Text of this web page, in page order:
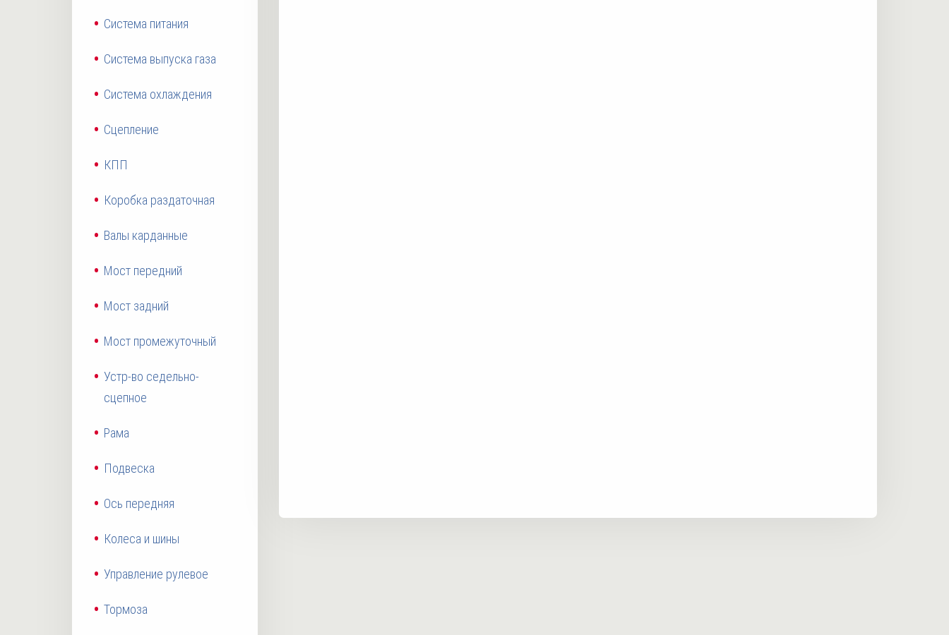
Система питания
Система выпуска газа
Система охлаждения
Сцепление
КПП
Коробка раздаточная
Валы карданные
Мост передний
Мост задний
Мост промежуточный
Устр-во седельно-
сцепное
Рама
Подвеска
Ось передняя
Колеса и шины
Управление рулевое
Тормоза